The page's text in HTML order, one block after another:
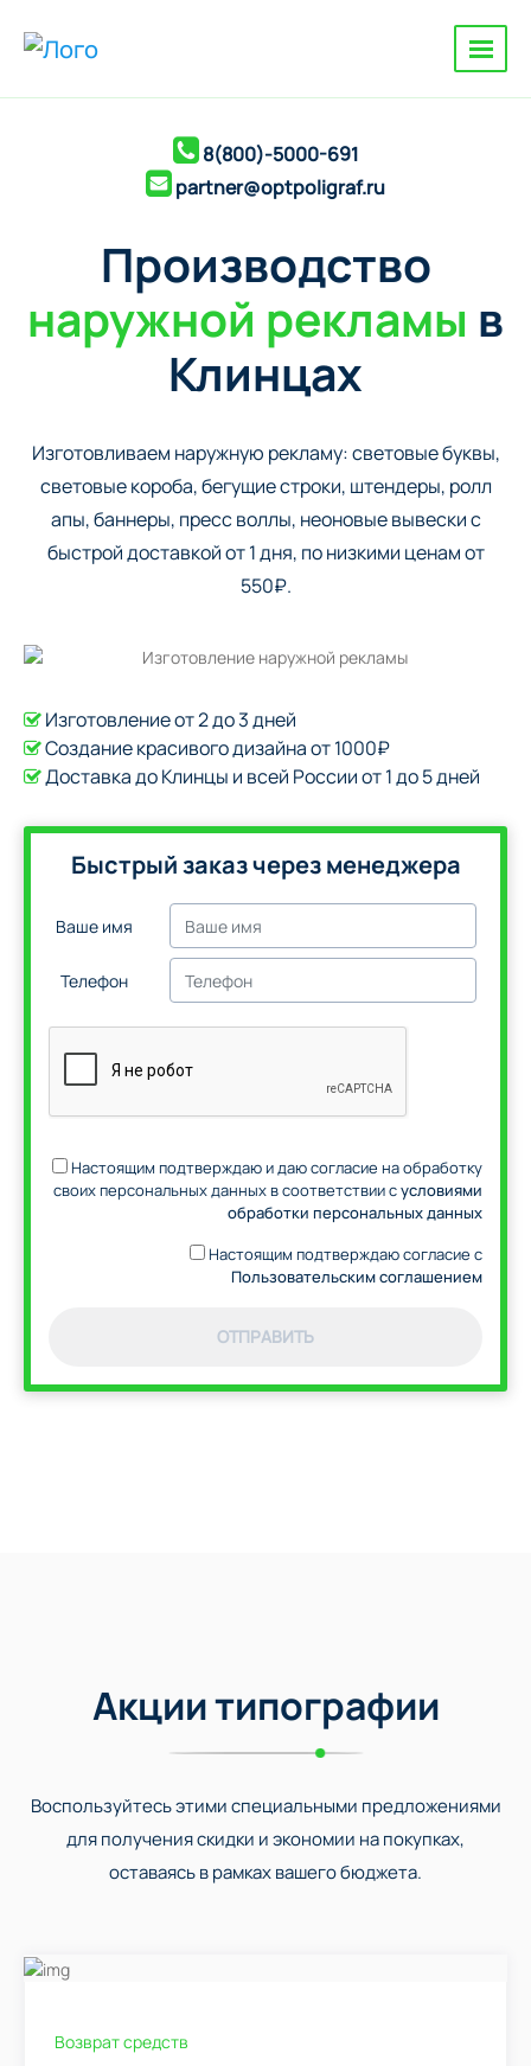
8(800)-5000-691
partner@optpoligraf.ru
Производство
наружной рекламы в
Клинцах
Изготовливаем наружную рекламу: cветовые буквы,
cветовые короба, бегущие строки, штендеры, ролл
апы, баннеры, пресс воллы, неоновые вывески с
быстрой доставкой от 1 дня, по низкими ценам от
550₽.
Изготовление от 2 до 3 дней
Создание красивого дизайна от 1000₽
Доставка до Клинцы и всей России от 1 до 5 дней
Быстрый заказ через менеджера
Ваше имя
Телефон
Настоящим подтверждаю и даю согласие на обработку
своих персональных данных в соответствии сусловиями
обработки персональных данных
Настоящим подтверждаю согласие с
Пользовательским соглашением
ОТПРАВИТЬ
Акции типографии
Воспользуйтесь этими специальными предложениями
для получения скидки и экономии на покупках,
оставаясь в рамках вашего бюджета.
Возврат средств